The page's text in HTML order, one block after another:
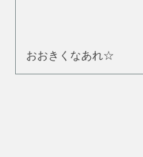
おおきくなあれ☆